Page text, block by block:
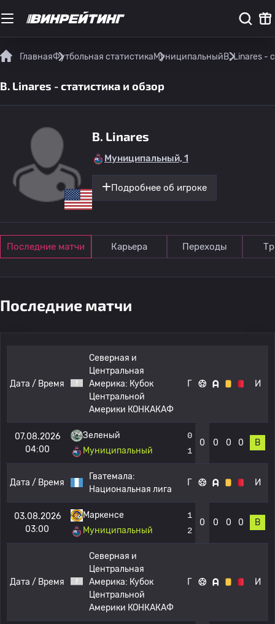
ГлавнаяФутбольная статистикаМуниципальныйB. Linares -
B. Linares - статистика и обзор
B. Linares
Муниципальный, 1
Подробнее об игроке
Последние матчи Карьера Переходы
Последние матчи
Дата / Время
Северная и
Центральная
Америка: Кубок
Центральной
Америки КОНКАКАФ
Г И
07.08.2026
04:00
Зеленый
Муниципальный
0
1
0 0 0 0 В
Дата / Время
Гватемала:
Национальная лига
Г И
03.08.2026
03:00
Маркенсе
Муниципальный
1
2
0 0 0 0 В
Дата / Время
Северная и
Центральная
Америка: Кубок
Центральной
Америки КОНКАКАФ
Г И